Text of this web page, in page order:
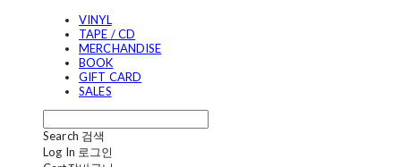
VINYL
TAPE / CD
MERCHANDISE
BOOK
GIFT CARD
SALES
Search 검색
Log In 로그인